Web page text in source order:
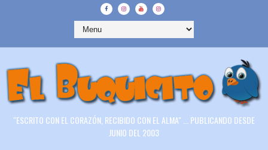
"ESCRITO CON EL CORAZÓN, RECIBIDO CON EL ALMA" ... PUBLICANDO DESDE
JUNIO DEL 2003